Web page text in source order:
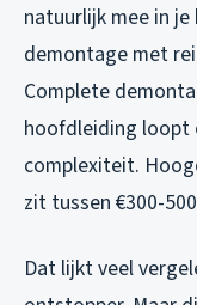
natuurlijk mee in
demontage met
Complete
hoofdleiding loopt
complexiteit.
zit tussen €300-
Dat lijkt veel